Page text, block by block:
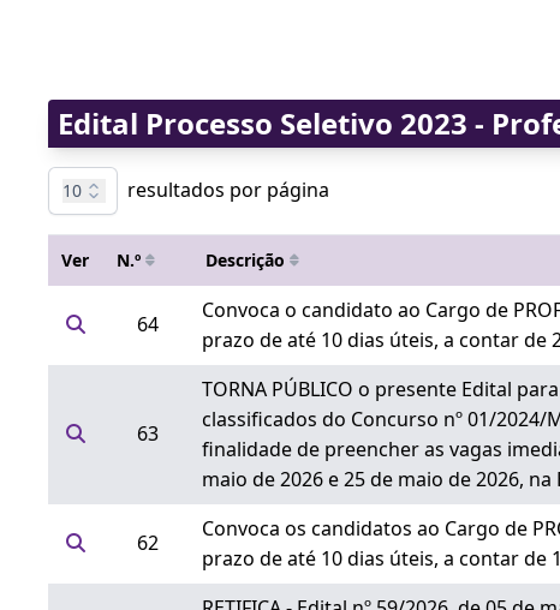
Edital Processo Seletivo 2023 -
10 resultados por página
Ver N.º Descrição
64
Convoca o candidato ao Cargo de
prazo de até 10 dias úteis, a contar de
63
TORNA PÚBLICO o presente Edital
classificados do Concurso nº 01/
finalidade de preencher as vagas
maio de 2026 e 25 de maio de 2026, na
62
Convoca os candidatos ao Cargo de
prazo de até 10 dias úteis, a contar de